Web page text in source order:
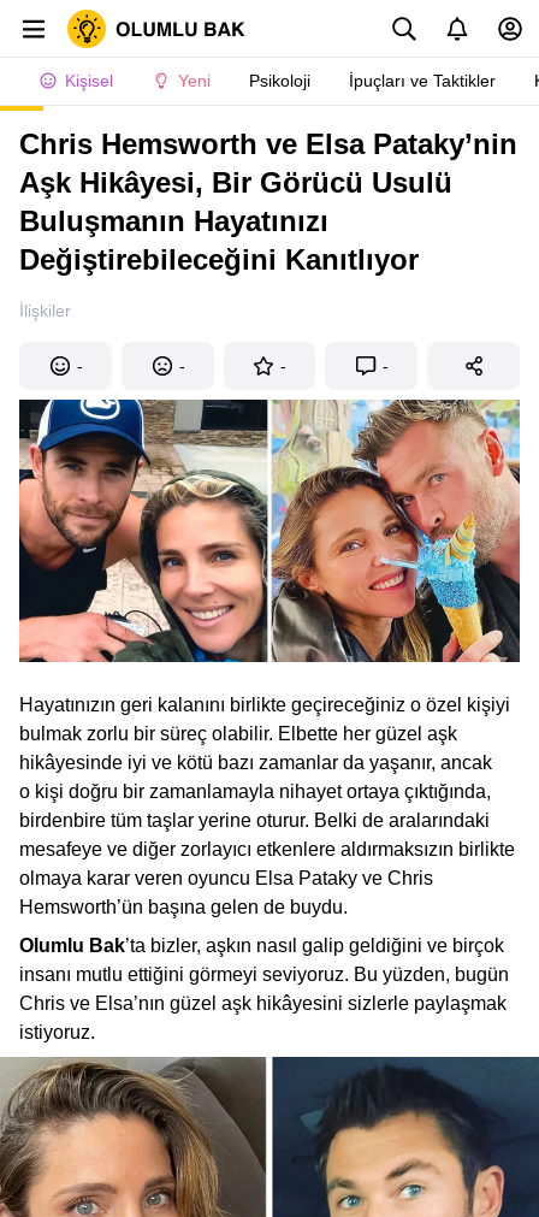
Kişisel Yeni Psikoloji İpuçları ve Taktikler
Chris Hemsworth ve Elsa Pataky’nin
Aşk Hikâyesi, Bir Görücü Usulü
Buluşmanın Hayatınızı
Değiştirebileceğini Kanıtlıyor
İlişkiler
- - - -
Hayatınızın geri kalanını birlikte geçireceğiniz o özel kişiyi
bulmak zorlu bir süreç olabilir. Elbette her güzel aşk
hikâyesinde iyi ve kötü bazı zamanlar da yaşanır, ancak
o kişi doğru bir zamanlamayla nihayet ortaya çıktığında,
birdenbire tüm taşlar yerine oturur. Belki de aralarındaki
mesafeye ve diğer zorlayıcı etkenlere aldırmaksızın birlikte
olmaya karar veren oyuncu Elsa Pataky ve Chris
Hemsworth’ün başına gelen de buydu.
Olumlu Bak’ta bizler, aşkın nasıl galip geldiğini ve birçok
insanı mutlu ettiğini görmeyi seviyoruz. Bu yüzden, bugün
Chris ve Elsa’nın güzel aşk hikâyesini sizlerle paylaşmak
istiyoruz.